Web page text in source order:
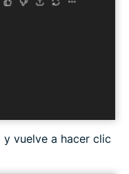
y vuelve a hacer clic